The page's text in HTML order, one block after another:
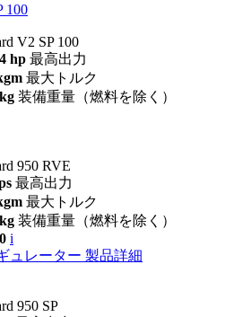
100
V2 SP 100
hp 最高出力
最大トルク
装備重量（燃料を除く）
950 RVE
最高出力
最大トルク
装備重量（燃料を除く）
i
ュレーター 製品詳細
950 SP